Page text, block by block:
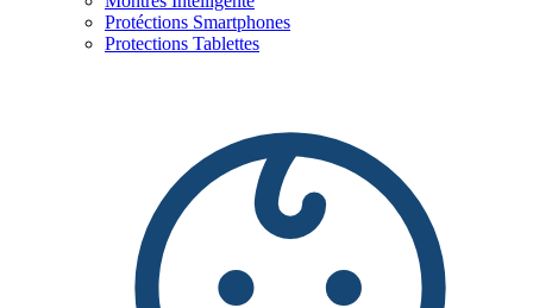
Protéctions Smartphones
Protections Tablettes